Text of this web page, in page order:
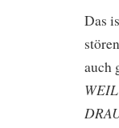
Das
auch